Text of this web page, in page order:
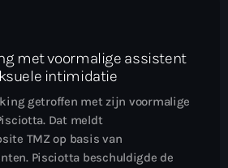
met voormalige assistent
intimidatie
getroffen met zijn voormalige
Dat meldt
TMZ op basis van
Pisciotta beschuldigde de